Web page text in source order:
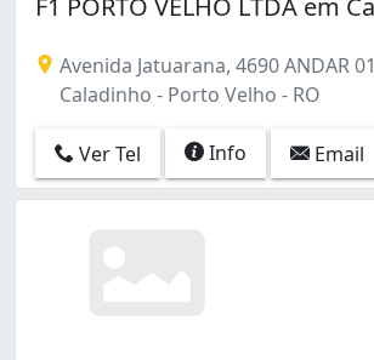
Avenida Jatuarana, 4690 ANDAR 01
Caladinho - Porto Velho - RO
Ver Tel Info Email